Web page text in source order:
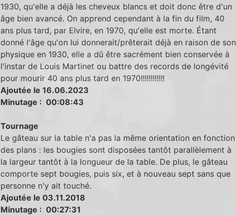
1930, qu'elle a déjà les cheveux blancs et doit donc être d'un
âge bien avancé. On apprend cependant à la fin du film, 40
ans plus tard, par Elvire, en 1970, qu'elle est morte. Étant
donné l'âge qu'on lui donnerait/prêterait déjà en raison de son
physique en 1930, elle a dû être sacrément bien conservée à
l'instar de Louis Martinet ou battre des records de longévité
pour mourir 40 ans plus tard en 1970!!!!!!!!!!!!
Ajoutée le 16.06.2023
Minutage : 00:08:43
Tournage
Le gâteau sur la table n'a pas la même orientation en fonction
des plans : les bougies sont disposées tantôt parallèlement à
la largeur tantôt à la longueur de la table. De plus, le gâteau
comporte sept bougies, puis six, et à nouveau sept sans que
personne n'y ait touché.
Ajoutée le 03.11.2018
Minutage : 00:27:31